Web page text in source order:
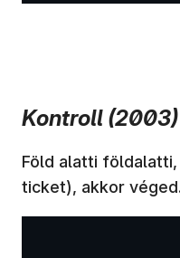
Kontroll (2003)
Föld alatti
ticket), akkor